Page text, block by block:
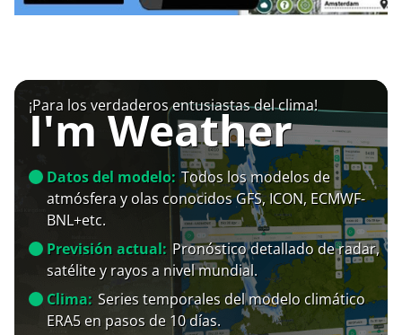
¡Para los verdaderos entusiastas del clima!
I'm Weather
Datos del modelo: Todos los modelos de
atmósfera y olas conocidos GFS, ICON, ECMWF-
BNL+etc.
Previsión actual: Pronóstico detallado de radar,
satélite y rayos a nivel mundial.
Clima: Series temporales del modelo climático
ERA5 en pasos de 10 días.